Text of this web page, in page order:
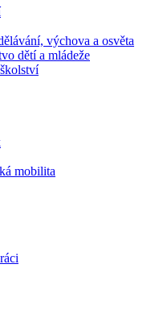
výchova a osvěta
dětí a mládeže
mobilita